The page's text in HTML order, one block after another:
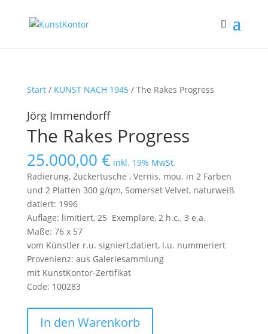
Start/ KUNST NACH 1945/ The Rakes Progress
Jörg Immendorff
The Rakes Progress
25.000,00 € inkl. 19% MwSt.
Radierung, Zuckertusche , Vernis. mou. in 2 Farben
und 2 Platten 300 g/qm, Somerset Velvet, naturweiß
datiert: 1996
Auflage: limitiert, 25 Exemplare, 2 h.c., 3 e.a.
Maße: 76 x 57
vom Künstler r.u. signiert,datiert, l.u. nummeriert
Provenienz: aus Galeriesammlung
mit KunstKontor-Zertifikat
Code: 100283
RakesIn den Warenkorb